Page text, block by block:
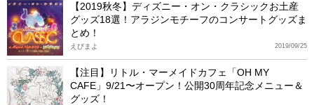
【2019秋冬】ディズニー・オン・クラシックお土産
グッズ18選！アラジンモチーフのコンサートグッズま
とめ！
2019/09/25
えびまよ
【注目】リトル・マーメイドカフェ「OH MY
CAFE」9/21〜オープン！公開30周年記念メニュー＆
グッズ！